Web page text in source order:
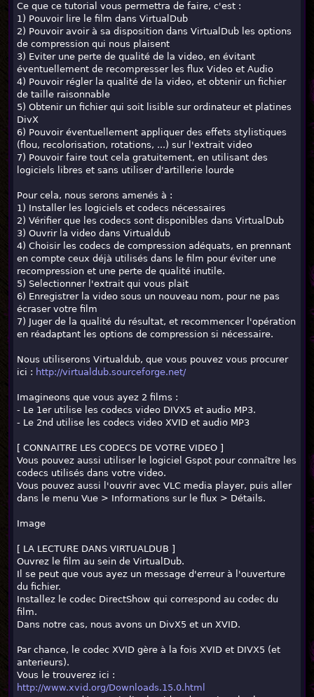
Ce que ce tutorial vous permettra de faire, c'est :
1) Pouvoir lire le film dans VirtualDub
2) Pouvoir avoir à sa disposition dans VirtualDub les options
de compression qui nous plaisent
3) Eviter une perte de qualité de la video, en évitant
éventuellement de recompresser les flux Video et Audio
4) Pouvoir régler la qualité de la video, et obtenir un fichier
de taille raisonnable
5) Obtenir un fichier qui soit lisible sur ordinateur et platines
DivX
6) Pouvoir éventuellement appliquer des effets stylistiques
(flou, recolorisation, rotations, ...) sur l'extrait video
7) Pouvoir faire tout cela gratuitement, en utilisant des
logiciels libres et sans utiliser d'artillerie lourde
Pour cela, nous serons amenés à :
1) Installer les logiciels et codecs nécessaires
2) Vérifier que les codecs sont disponibles dans VirtualDub
3) Ouvrir la video dans Virtualdub
4) Choisir les codecs de compression adéquats, en prennant
en compte ceux déjà utilisés dans le film pour éviter une
recompression et une perte de qualité inutile.
5) Selectionner l'extrait qui vous plait
6) Enregistrer la video sous un nouveau nom, pour ne pas
écraser votre film
7) Juger de la qualité du résultat, et recommencer l'opération
en réadaptant les options de compression si nécessaire.
Nous utiliserons Virtualdub, que vous pouvez vous procurer
ici : http://virtualdub.sourceforge.net/
Imagineons que vous ayez 2 films :
- Le 1er utilise les codecs video DIVX5 et audio MP3.
- Le 2nd utilise les codecs video XVID et audio MP3
[ CONNAITRE LES CODECS DE VOTRE VIDEO ]
Vous pouvez aussi utiliser le logiciel Gspot pour connaître les
codecs utilisés dans votre video.
Vous pouvez aussi l'ouvrir avec VLC media player, puis aller
dans le menu Vue > Informations sur le flux > Détails.
Image
[ LA LECTURE DANS VIRTUALDUB ]
Ouvrez le film au sein de VirtualDub.
Il se peut que vous ayez un message d'erreur à l'ouverture
du fichier.
Installez le codec DirectShow qui correspond au codec du
film.
Dans notre cas, nous avons un DivX5 et un XVID.
Par chance, le codec XVID gère à la fois XVID et DIVX5 (et
anterieurs).
Vous le trouverez ici :
http://www.xvid.org/Downloads.15.0.html